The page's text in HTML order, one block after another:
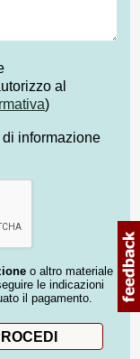
al
)
informazione
o altro materiale
le indicazioni
il pagamento.